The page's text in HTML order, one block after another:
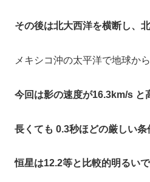
その後は北大西洋を横断し、
メキシコ沖の太平洋で地球か
今回は影の速度が16.3km/s と
長くても 0.3秒ほどの厳しい条
恒星は12.2等と比較的明るい